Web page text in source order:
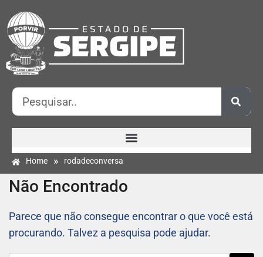
Home » rodadeconversa
Não Encontrado
Parece que não consegue encontrar o que você está
procurando. Talvez a pesquisa pode ajudar.